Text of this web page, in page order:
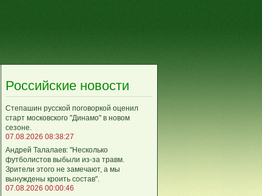
Российские новости
Степашин русской поговоркой оценил
старт московского "Динамо" в новом
сезоне.
07.08.2026 08:38:27
Андрей Талалаев: "Несколько
футболистов выбыли из-за травм.
Зрители этого не замечают, а мы
вынуждены кроить состав".
07.08.2026 00:00:46